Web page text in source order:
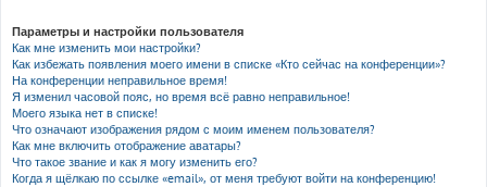
Параметры и настройки пользователя
Как мне изменить мои настройки?
Как избежать появления моего имени в списке «Кто сейчас на конференции»?
На конференции неправильное время!
Я изменил часовой пояс, но время всё равно неправильное!
Моего языка нет в списке!
Что означают изображения рядом с моим именем пользователя?
Как мне включить отображение аватары?
Что такое звание и как я могу изменить его?
Когда я щёлкаю по ссылке «email», от меня требуют войти на конференцию!